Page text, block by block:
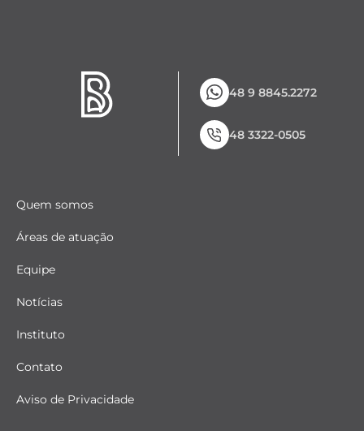
48 9 8845.2272
48 3322-0505
Quem somos
Áreas de atuação
Equipe
Notícias
Instituto
Contato
Aviso de Privacidade